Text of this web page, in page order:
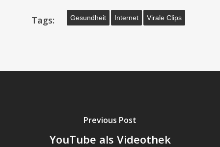
Tags: Gesundheit Internet Virale Clips
Previous Post
YouTube als Videothek